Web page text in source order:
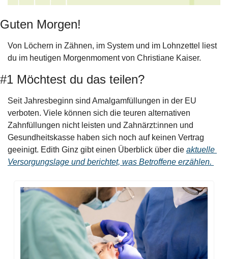
Guten Morgen!
Von Löchern in Zähnen, im System und im Lohnzettel liest
du im heutigen Morgenmoment von Christiane Kaiser.
#1 Möchtest du das teilen?
Seit Jahresbeginn sind Amalgamfüllungen in der EU
verboten. Viele können sich die teuren alternativen
Zahnfüllungen nicht leisten und Zahnärzt:innen und
Gesundheitskasse haben sich noch auf keinen Vertrag
geeinigt. Edith Ginz gibt einen Überblick über die aktuelle
Versorgungslage und berichtet, was Betroffene erzählen.